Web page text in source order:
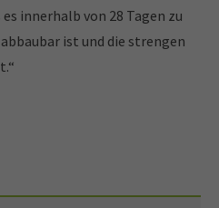
innerhalb von 28 Tagen zu
ist und die strengen